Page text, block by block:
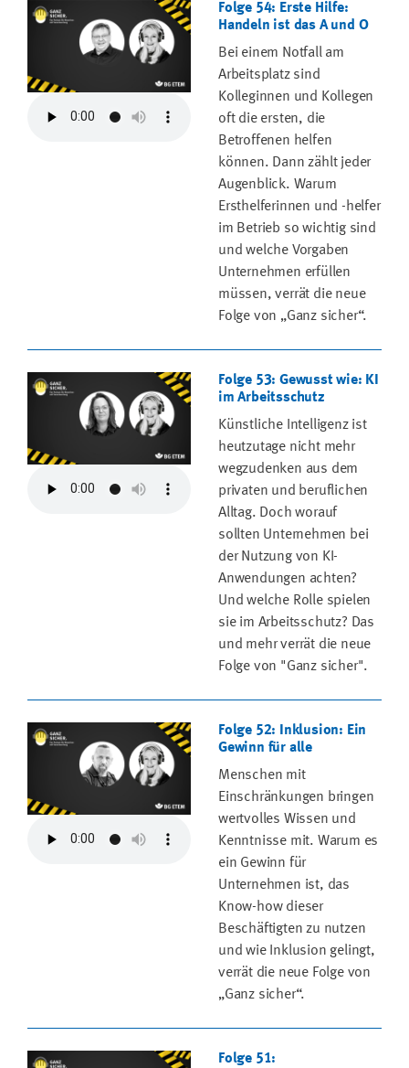
Folge 54: Erste Hilfe:
Handeln ist das A und O
Bei einem Notfall am
Arbeitsplatz sind
Kolleginnen und Kollegen
oft die ersten, die
Betroffenen helfen
können. Dann zählt jeder
Augenblick. Warum
Ersthelferinnen und -helfer
im Betrieb so wichtig sind
und welche Vorgaben
Unternehmen erfüllen
müssen, verrät die neue
Folge von „Ganz sicher“.
Folge 53: Gewusst wie: KI
im Arbeitsschutz
Künstliche Intelligenz ist
heutzutage nicht mehr
wegzudenken aus dem
privaten und beruflichen
Alltag. Doch worauf
sollten Unternehmen bei
der Nutzung von KI-
Anwendungen achten?
Und welche Rolle spielen
sie im Arbeitsschutz? Das
und mehr verrät die neue
Folge von "Ganz sicher".
Folge 52: Inklusion: Ein
Gewinn für alle
Menschen mit
Einschränkungen bringen
wertvolles Wissen und
Kenntnisse mit. Warum es
ein Gewinn für
Unternehmen ist, das
Know-how dieser
Beschäftigten zu nutzen
und wie Inklusion gelingt,
verrät die neue Folge von
„Ganz sicher“.
Folge 51: